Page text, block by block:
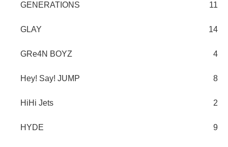
GENERATIONS 11
GLAY 14
GRe4N BOYZ 4
Hey! Say! JUMP 8
HiHi Jets 2
HYDE 9